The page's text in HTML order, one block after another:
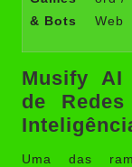
& Bots
Web
Musify AI
de
Uma das